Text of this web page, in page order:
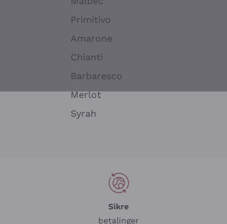
Primitivo
Amarone
Chianti
Barbaresco
Merlot
Syrah
Sikre
betalinger